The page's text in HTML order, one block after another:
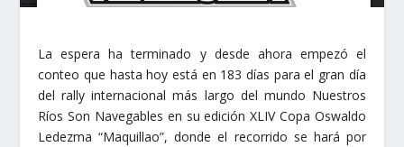
La espera ha terminado y desde ahora empezó el
conteo que hasta hoy está en 183 días para el gran día
del rally internacional más largo del mundo Nuestros
Ríos Son Navegables en su edición XLIV Copa Oswaldo
Ledezma “Maquillao”, donde el recorrido se hará por